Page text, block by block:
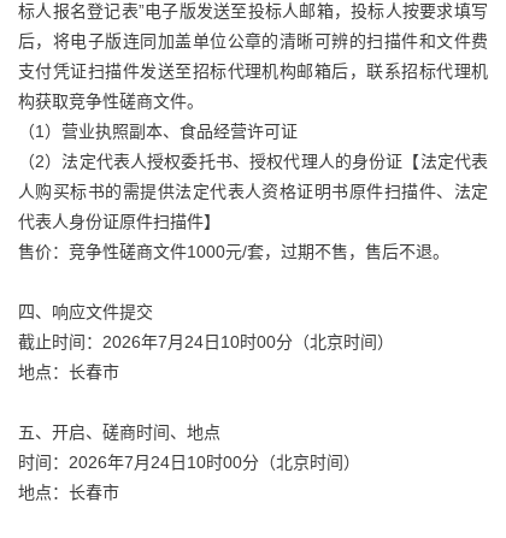
标人报名登记表”电子版发送至投标人邮箱，投标人按要求填写
后，将电子版连同加盖单位公章的清晰可辨的扫描件和文件费
支付凭证扫描件发送至招标代理机构邮箱后，联系招标代理机
构获取竞争性磋商文件。
（1）营业执照副本、食品经营许可证
（2）法定代表人授权委托书、授权代理人的身份证【法定代表
人购买标书的需提供法定代表人资格证明书原件扫描件、法定
代表人身份证原件扫描件】
售价：竞争性磋商文件1000元/套，过期不售，售后不退。
四、响应文件提交
截止时间：2026年7月24日10时00分（北京时间）
地点：长春市
五、开启、磋商时间、地点
时间：2026年7月24日10时00分（北京时间）
地点：长春市